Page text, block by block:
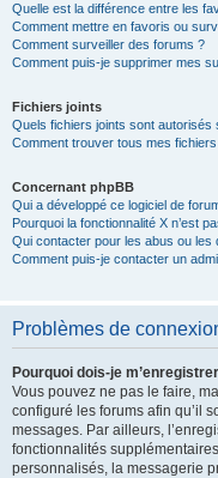
Quelle est la différence entre les
Comment mettre en favoris ou
Comment surveiller des forums ?
Comment puis-je supprimer mes
Fichiers joints
Quels fichiers joints sont autorisés
Comment trouver tous mes
Concernant phpBB
Qui a développé ce logiciel de
Pourquoi la fonctionnalité X n’est
Qui contacter pour les abus ou
Comment puis-je contacter un
Problèmes de
Pourquoi dois-je
Vous pouvez ne pas le faire,
configuré les forums afin qu’il
messages. Par ailleurs,
fonctionnalités
personnalisés, la messagerie